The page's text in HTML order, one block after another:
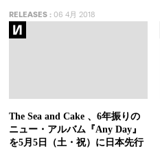
RELEASES : 06 4月 2018
The Sea and Cake 、6年振りの
ニュー・アルバム『Any Day』
を5月5日（土・祝）に日本先行